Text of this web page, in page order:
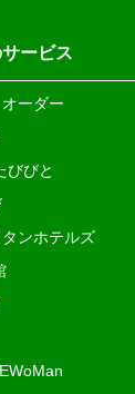
ービス
ーダー
びびと
ンホテルズ